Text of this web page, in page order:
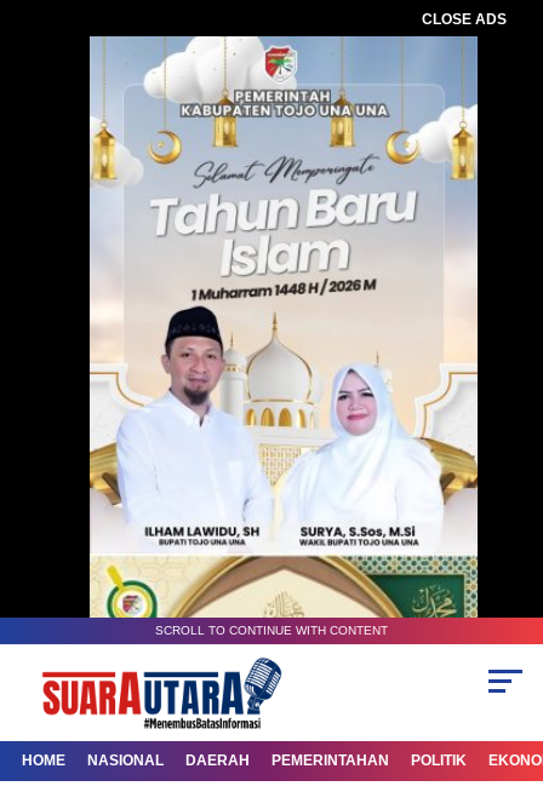
CLOSE ADS
SCROLL TO CONTINUE WITH CONTENT
HOME NASIONAL DAERAH PEMERINTAHAN POLITIK